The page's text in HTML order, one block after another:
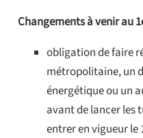
Changements à venir au
obligation de faire
métropolitaine, un
énergétique ou un
avant de lancer
entrer en vigueur le